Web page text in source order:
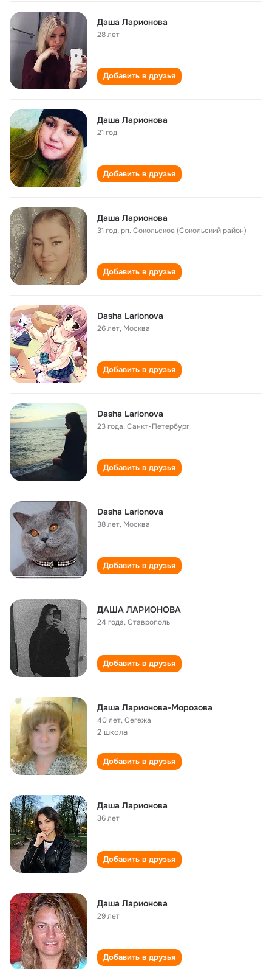
Даша Ларионова
28 лет
Добавить в друзья
Даша Ларионова
21 год
Добавить в друзья
Даша Ларионова
31 год,рп. Сокольское (Сокольский район)
Добавить в друзья
Dasha Larionova
26 лет, Москва
Добавить в друзья
Dasha Larionova
23 года,Санкт-Петербург
Добавить в друзья
Dasha Larionova
38 лет, Москва
Добавить в друзья
ДАША ЛАРИОНОВА
24 года,Ставрополь
Добавить в друзья
Даша Ларионова-Морозова
40 лет,Сегежа
2 школа
Добавить в друзья
Даша Ларионова
36 лет
Добавить в друзья
Даша Ларионова
29 лет
Добавить в друзья